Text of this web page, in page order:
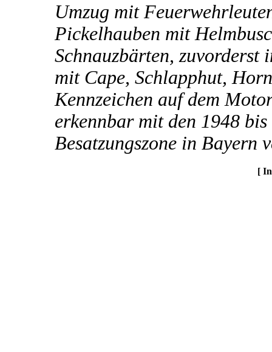
Umzug mit
Pickelhauben mit
Schnauzbärten,
mit Cape, Schlapphut,
Kennzeichen auf dem
erkennbar mit den 1948
Besatzungszone in Bayern
[